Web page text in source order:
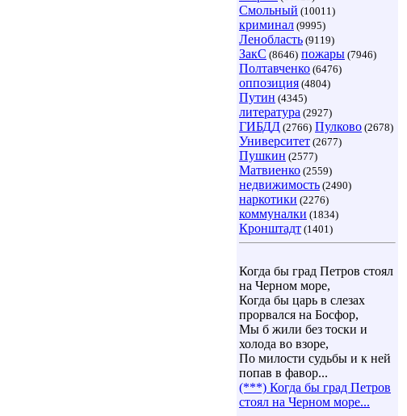
Смольный (10011)
криминал (9995)
Ленобласть (9119)
ЗакС (8646) пожары (7946)
Полтавченко (6476)
оппозиция (4804)
Путин (4345)
литература (2927)
ГИБДД (2766) Пулково (2678)
Университет (2677)
Пушкин (2577)
Матвиенко (2559)
недвижимость (2490)
наркотики (2276)
коммуналки (1834)
Кронштадт (1401)
Когда бы град Петров стоял
на Черном море,
Когда бы царь в слезах
прорвался на Босфор,
Мы б жили без тоски и
холода во взоре,
По милости судьбы и к ней
попав в фавор...
(***) Когда бы град Петров
стоял на Черном море...